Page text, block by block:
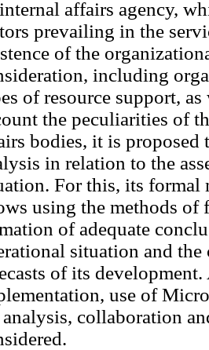
affairs agency,
prevailing in the
of the
including
of resource support,
the peculiarities of
bodies, it is proposed
in relation to the
For this, its formal
using the methods of
of adequate
situation and
of its
use of
collaboration